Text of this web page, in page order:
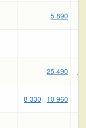
5 890
25 490
8 330 10 960